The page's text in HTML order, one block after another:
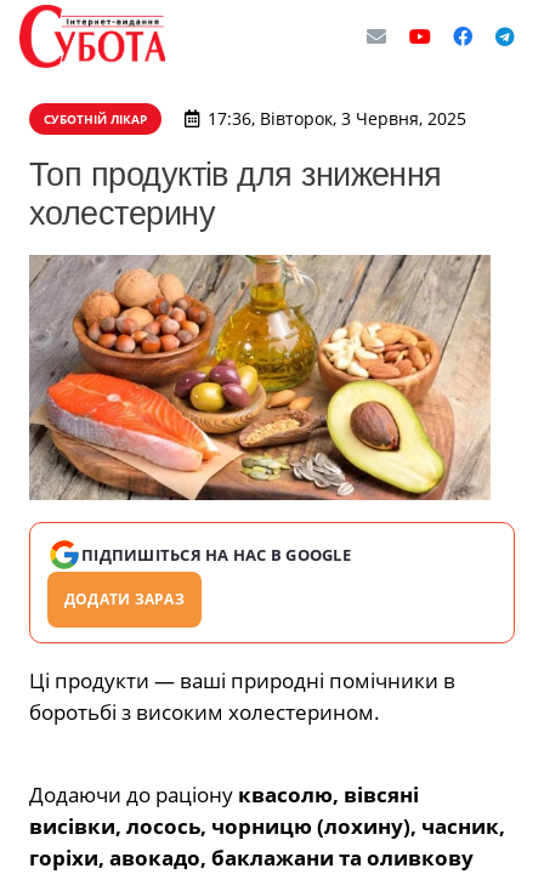
СУБОТНІЙ ЛІКАР 17:36, Вівторок, 3 Червня, 2025
Топ продуктів для зниження
холестерину
ПІДПИШІТЬСЯ НА НАС В GOOGLE
ДОДАТИ ЗАРАЗ
Ці продукти — ваші природні помічники в
боротьбі з високим холестерином.
Додаючи до раціону квасолю, вівсяні
висівки, лосось, чорницю (лохину), часник,
горіхи, авокадо, баклажани та оливкову